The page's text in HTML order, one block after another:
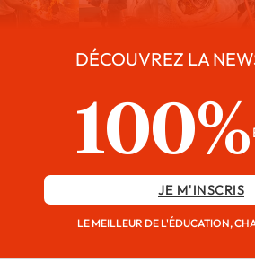
DÉCOUVREZ LA
100%
JE M'INSCRIS
LE MEILLEUR DE L'ÉDUCATION,